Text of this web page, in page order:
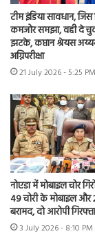
टीम इंडिया सावधान,
कमजोर समझा, वही दे
झटके, कप्तान श्रेयस
अग्निपरीक्षा
21 July 2026 - 5:25 PM
नोएडा में मोबाइल चोर
49 चोरी के मोबाइल
बरामद, दो आरोपी
3 July 2026 - 8:10 PM